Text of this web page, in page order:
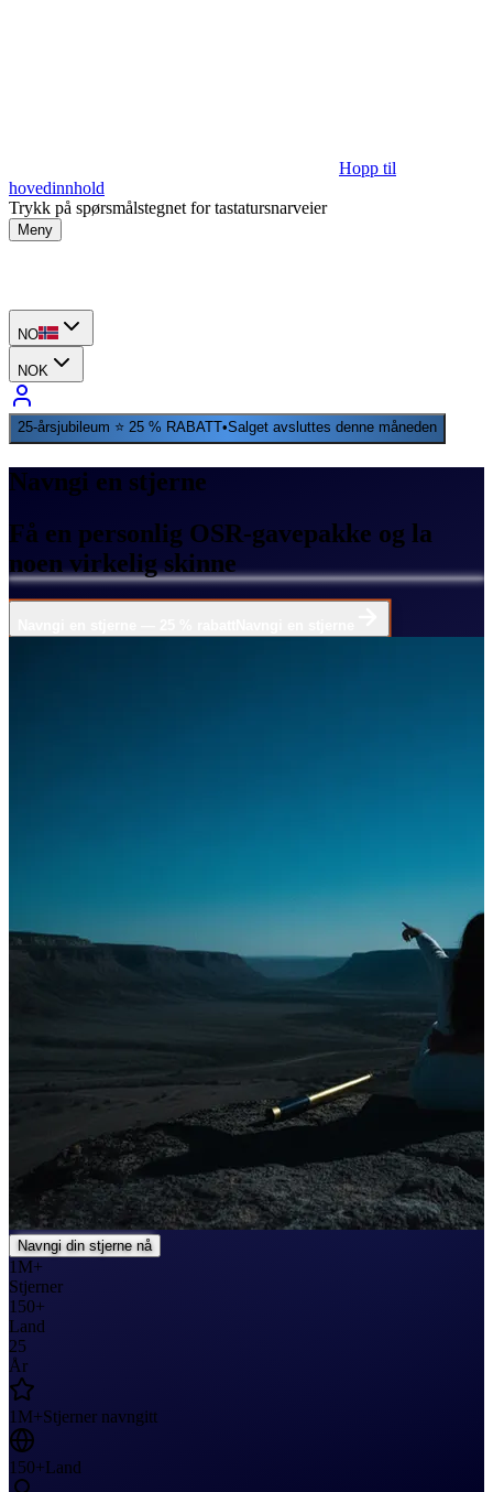
Hopp til
hovedinnhold
Trykk på spørsmålstegnet for tastatursnarveier
Meny
NO
NOK
25-årsjubileum ⭐ 25 % RABATT•Salget avsluttes denne måneden
Navngi en stjerne
Få en personlig OSR-gavepakke og la
noen virkelig skinne
Navngi din stjerne nå
1M+
Stjerner
150+
Land
25
År
1M+Stjerner navngitt
150+Land